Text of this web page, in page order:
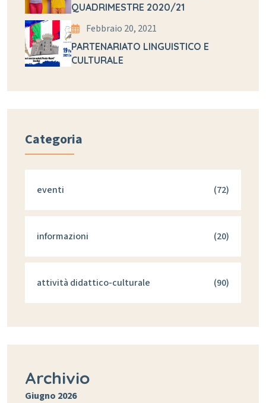
QUADRIMESTRE 2020/21
Febbraio 20, 2021
PARTENARIATO LINGUISTICO E
CULTURALE
Categoria
eventi (72)
informazioni (20)
attività didattico-culturale (90)
Archivio
Giugno 2026